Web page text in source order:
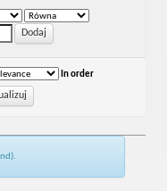
In order